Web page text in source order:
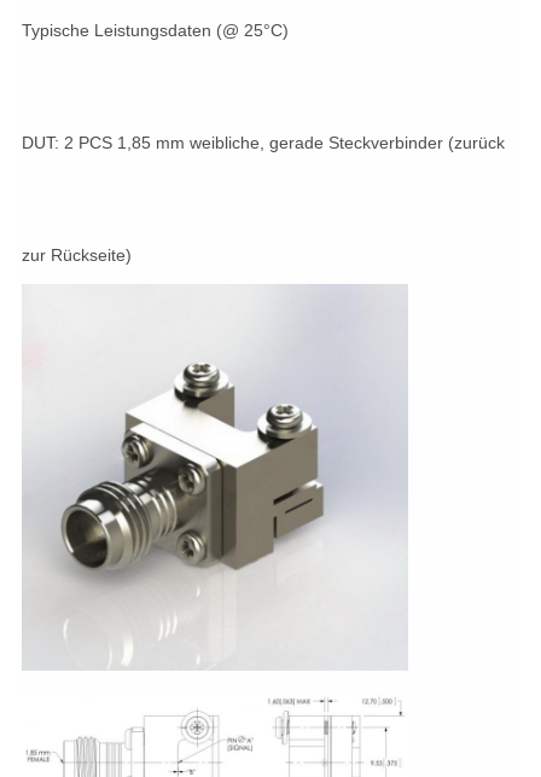
Typische Leistungsdaten (@ 25°C)
DUT: 2 PCS 1,85 mm weibliche, gerade Steckverbinder (zurück
zur Rückseite)